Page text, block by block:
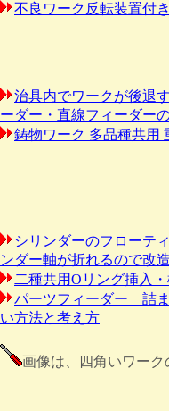
不良ワーク反転装置付
治具内でワークが後
ーダー・直線フィーダー
鋳物ワーク 多品種共
シリンダーのフローテ
ンダー軸が折れるので改
二種共用Oリング挿入
パーツフィーダー 詰
い方法と考え方
画像は、四角いワーク